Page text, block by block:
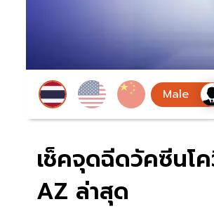
เช็คจุดฉีดวัคซีนโ
AZ ล่าสุด